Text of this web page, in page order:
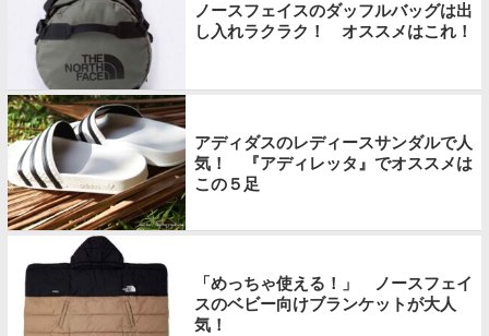
ノースフェイスのダッフルバッグは出
し入れラクラク！ オススメはこれ！
アディダスのレディースサンダルで人
気！ 『アディレッタ』でオススメは
この５足
「めっちゃ使える！」 ノースフェイ
スのベビー向けブランケットが大人
気！